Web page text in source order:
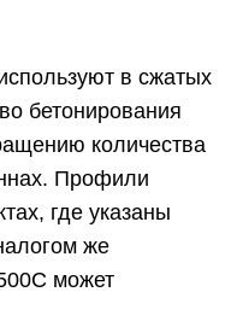
в сжатых
бетонирования
количества
Профили
где указаны
же
может